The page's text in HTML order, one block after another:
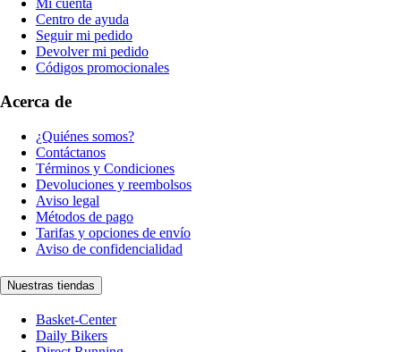
Centro de ayuda
Seguir mi pedido
Devolver mi pedido
Códigos promocionales
Acerca de
¿Quiénes somos?
Contáctanos
Términos y Condiciones
Devoluciones y reembolsos
Aviso legal
Métodos de pago
Tarifas y opciones de envío
Aviso de confidencialidad
Nuestras tiendas
Basket-Center
Daily Bikers